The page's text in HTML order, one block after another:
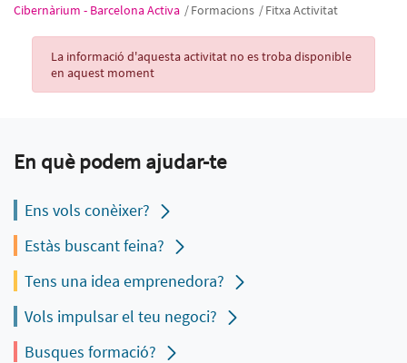
Cibernàrium - Barcelona Activa /Formacions /Fitxa Activitat
Activity Record
La informació d'aquesta activitat no es troba disponible
en aquest moment
En què podem ajudar-te
Ens vols conèixer?
Estàs buscant feina?
Tens una idea emprenedora?
Vols impulsar el teu negoci?
Busques formació?